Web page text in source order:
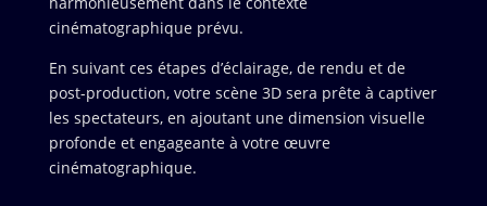
cinématographique prévu.
En suivant ces étapes d’éclairage, de rendu et de
post-production, votre scène 3D sera prête à captiver
les spectateurs, en ajoutant une dimension visuelle
profonde et engageante à votre œuvre
cinématographique.